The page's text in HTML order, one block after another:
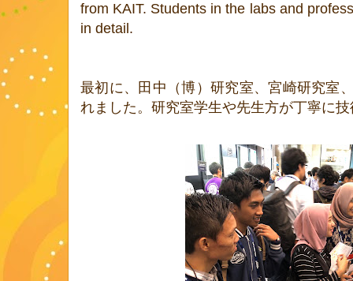
from KAIT. Students in the labs and
in detail.
最初に、田中（博）研究室、宮崎研究室
れました。研究室学生や先生方が丁寧に